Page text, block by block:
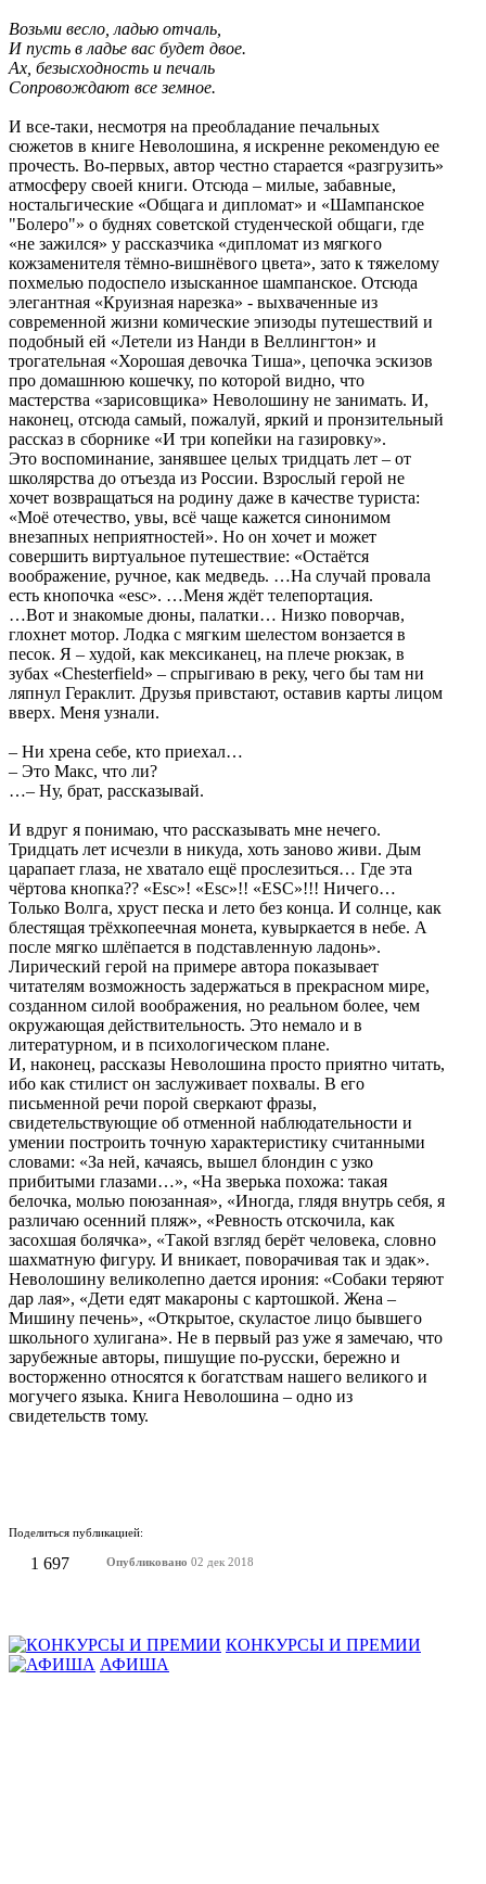
Возьми весло, ладью отчаль,
И пусть в ладье вас будет двое.
Ах, безысходность и печаль
Сопровождают все земное.
И все-таки, несмотря на преобладание печальных
сюжетов в книге Неволошина, я искренне рекомендую ее
прочесть. Во-первых, автор честно старается «разгрузить»
атмосферу своей книги. Отсюда – милые, забавные,
ностальгические «Общага и дипломат» и «Шампанское
"Болеро"» о буднях советской студенческой общаги, где
«не зажился» у рассказчика «дипломат из мягкого
кожзаменителя тёмно-вишнёвого цвета», зато к тяжелому
похмелью подоспело изысканное шампанское. Отсюда
элегантная «Круизная нарезка» - выхваченные из
современной жизни комические эпизоды путешествий и
подобный ей «Летели из Нанди в Веллингтон» и
трогательная «Хорошая девочка Тиша», цепочка эскизов
про домашнюю кошечку, по которой видно, что
мастерства «зарисовщика» Неволошину не занимать. И,
наконец, отсюда самый, пожалуй, яркий и пронзительный
рассказ в сборнике «И три копейки на газировку».
Это воспоминание, занявшее целых тридцать лет – от
школярства до отъезда из России. Взрослый герой не
хочет возвращаться на родину даже в качестве туриста:
«Моё отечество, увы, всё чаще кажется синонимом
внезапных неприятностей». Но он хочет и может
совершить виртуальное путешествие: «Остаётся
воображение, ручное, как медведь. …На случай провала
есть кнопочка «esc». …Меня ждёт телепортация.
…Вот и знакомые дюны, палатки… Низко поворчав,
глохнет мотор. Лодка с мягким шелестом вонзается в
песок. Я – худой, как мексиканец, на плече рюкзак, в
зубах «Chesterfield» – спрыгиваю в реку, чего бы там ни
ляпнул Гераклит. Друзья привстают, оставив карты лицом
вверх. Меня узнали.
– Ни хрена себе, кто приехал…
– Это Макс, что ли?
…– Ну, брат, рассказывай.
И вдруг я понимаю, что рассказывать мне нечего.
Тридцать лет исчезли в никуда, хоть заново живи. Дым
царапает глаза, не хватало ещё прослезиться… Где эта
чёртова кнопка?? «Esc»! «Esc»!! «ESC»!!! Ничего…
Только Волга, хруст песка и лето без конца. И солнце, как
блестящая трёхкопеечная монета, кувыркается в небе. А
после мягко шлёпается в подставленную ладонь».
Лирический герой на примере автора показывает
читателям возможность задержаться в прекрасном мире,
созданном силой воображения, но реальном более, чем
окружающая действительность. Это немало и в
литературном, и в психологическом плане.
И, наконец, рассказы Неволошина просто приятно читать,
ибо как стилист он заслуживает похвалы. В его
письменной речи порой сверкают фразы,
свидетельствующие об отменной наблюдательности и
умении построить точную характеристику считанными
словами: «За ней, качаясь, вышел блондин с узко
прибитыми глазами…», «На зверька похожа: такая
белочка, молью поюзанная», «Иногда, глядя внутрь себя, я
различаю осенний пляж», «Ревность отскочила, как
засохшая болячка», «Такой взгляд берёт человека, словно
шахматную фигуру. И вникает, поворачивая так и эдак».
Неволошину великолепно дается ирония: «Собаки теряют
дар лая», «Дети едят макароны с картошкой. Жена –
Мишину печень», «Открытое, скуластое лицо бывшего
школьного хулигана». Не в первый раз уже я замечаю, что
зарубежные авторы, пишущие по-русски, бережно и
восторженно относятся к богатствам нашего великого и
могучего языка. Книга Неволошина – одно из
свидетельств тому.
Поделиться публикацией:
1 697 Опубликовано 02 дек 2018
КОНКУРСЫ И ПРЕМИИ
АФИША